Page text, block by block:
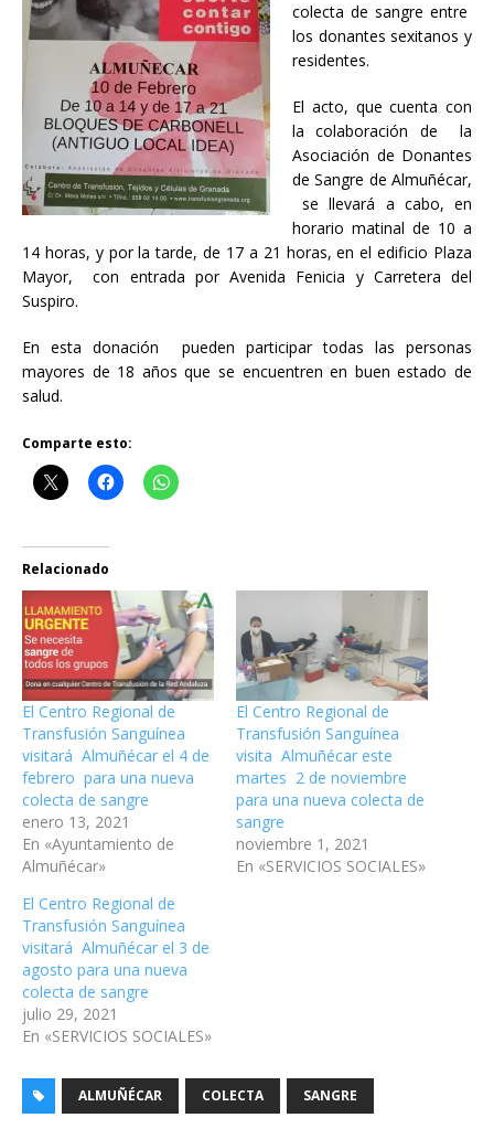
colecta de sangre entre
los donantes sexitanos y
residentes.
El acto, que cuenta con
la colaboración de la
Asociación de Donantes
de Sangre de Almuñécar,
se llevará a cabo, en
horario matinal de 10 a
14 horas, y por la tarde, de 17 a 21 horas, en el edificio Plaza
Mayor, con entrada por Avenida Fenicia y Carretera del
Suspiro.
En esta donación pueden participar todas las personas
mayores de 18 años que se encuentren en buen estado de
salud.
Comparte esto:
Relacionado
El Centro Regional de
Transfusión Sanguínea
visitará Almuñécar el 4 de
febrero para una nueva
colecta de sangre
enero 13, 2021
En «Ayuntamiento de
Almuñécar»
El Centro Regional de
Transfusión Sanguínea
visita Almuñécar este
martes 2 de noviembre
para una nueva colecta de
sangre
noviembre 1, 2021
En «SERVICIOS SOCIALES»
El Centro Regional de
Transfusión Sanguínea
visitará Almuñécar el 3 de
agosto para una nueva
colecta de sangre
julio 29, 2021
En «SERVICIOS SOCIALES»
ALMUÑÉCAR COLECTA SANGRE